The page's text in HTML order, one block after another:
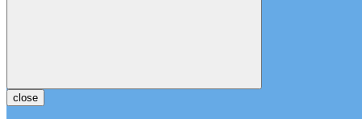
close